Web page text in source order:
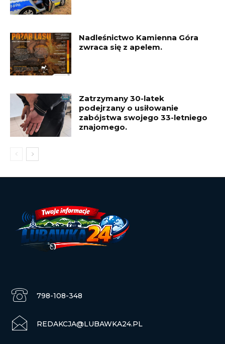
Nadleśnictwo Kamienna Góra
zwraca się z apelem.
Zatrzymany 30-latek
podejrzany o usiłowanie
zabójstwa swojego 33-letniego
znajomego.
798-108-348
REDAKCJA@LUBAWKA24.PL